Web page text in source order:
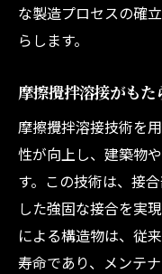
な製造プロセスの確
らします。
摩擦攪拌溶接がも
摩擦攪拌溶接技術を
性が向上し、建築物
す。この技術は、接
した強固な接合を実
による構造物は、従
寿命であり、メンテ